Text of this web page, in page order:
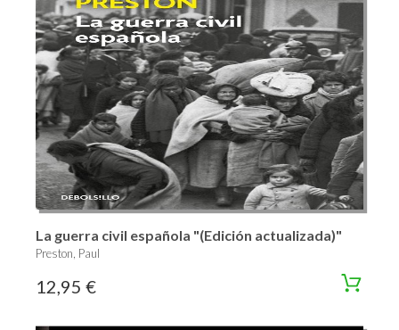
La guerra civil española "(Edición actualizada)"
Preston, Paul
12,95 €